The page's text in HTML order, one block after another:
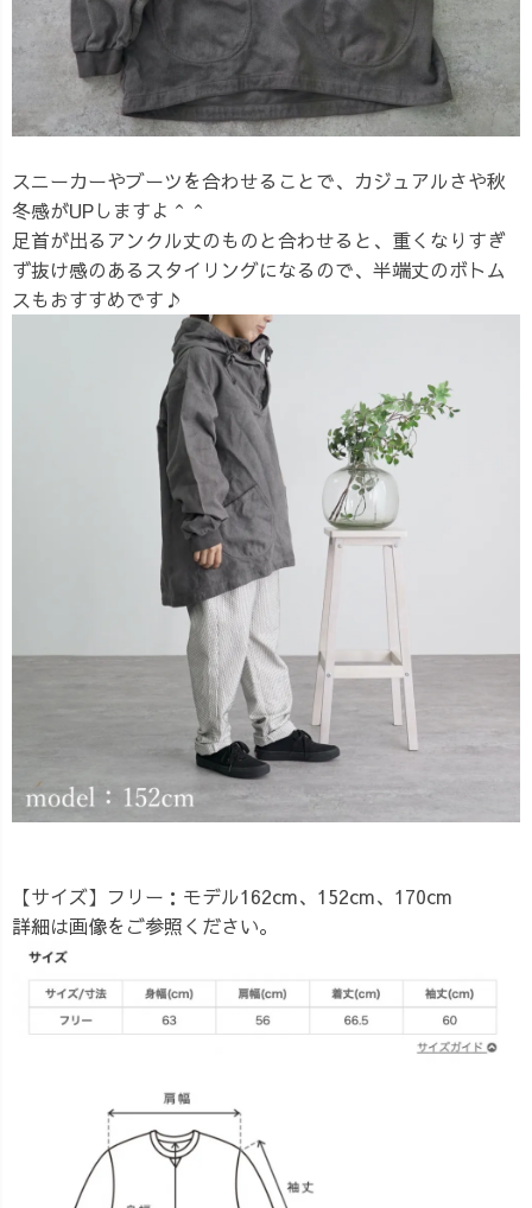
スニーカーやブーツを合わせることで、カジュアルさや秋
冬感がUPしますよ＾＾
足首が出るアンクル丈のものと合わせると、重くなりすぎ
ず抜け感のあるスタイリングになるので、半端丈のボトム
スもおすすめです♪
【サイズ】 フリー：モデル162cm、152cm、170cm
詳細は画像をご参照ください。